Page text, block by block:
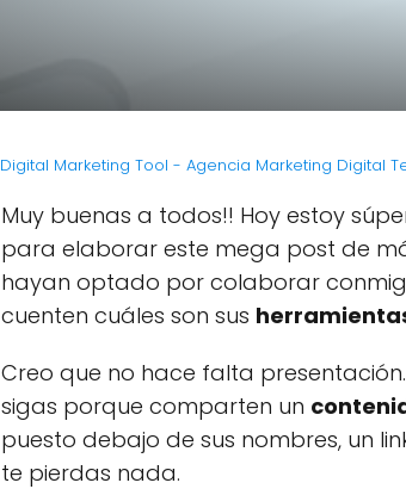
Digital Marketing Tool - Agencia Marketing Digital
Muy buenas a todos!! Hoy estoy
para elaborar este mega post de
hayan optado por colaborar
cuenten cuáles son sus
Creo que no hace falta
sigas porque comparten un
puesto debajo de sus nombres, un
te pierdas nada.